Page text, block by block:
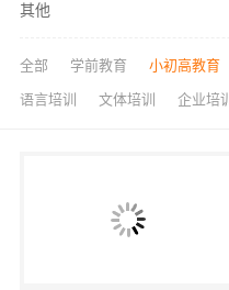
其他
全部 学前教育 小初高教育
语言培训 文体培训 企业培